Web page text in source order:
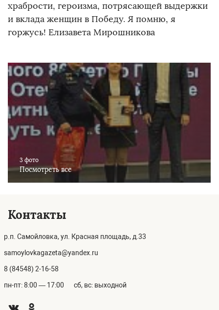
храбрости, героизма, потрясающей выдержки
и вклада женщин в Победу. Я помню, я
горжусь! Елизавета Мирошникова
3 фото
Посмотреть все
Контакты
р.п. Самойловка, ул. Красная площадь, д.33
samoylovkagazeta@yandex.ru
8 (84548) 2-16-58
пн-пт: 8:00 — 17:00 сб, вс: выходной